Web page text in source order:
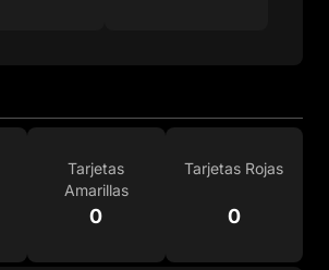
Tarjetas
Amarillas
0
Tarjetas Rojas
0